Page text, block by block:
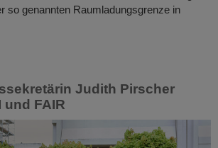
so genannten Raumladungsgrenze in
Judith Pirscher
und FAIR